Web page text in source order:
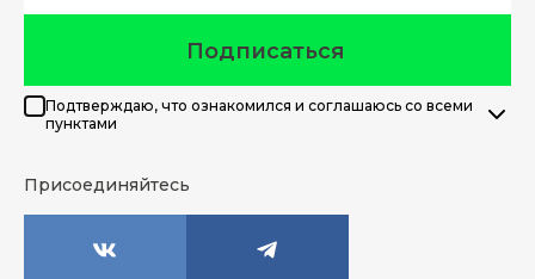
Подписаться
Подтверждаю, что ознакомился и соглашаюсь со всеми
пунктами
Присоединяйтесь